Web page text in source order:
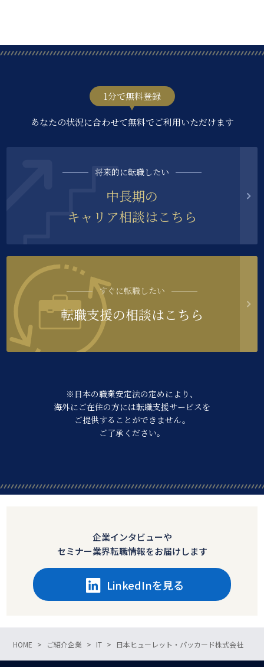
1分で無料登録
あなたの状況に合わせて無料でご利用いただけます
将来的に転職したい
中長期の
キャリア相談はこちら
すぐに転職したい
転職支援の相談はこちら
※日本の職業安定法の定めにより、
海外にご在住の方には転職支援サービスを
ご提供することができません。
ご了承ください。
企業インタビューや
セミナー業界転職情報をお届けします
LinkedInを見る
HOME ご紹介企業 IT 日本ヒューレット・パッカード株式会社